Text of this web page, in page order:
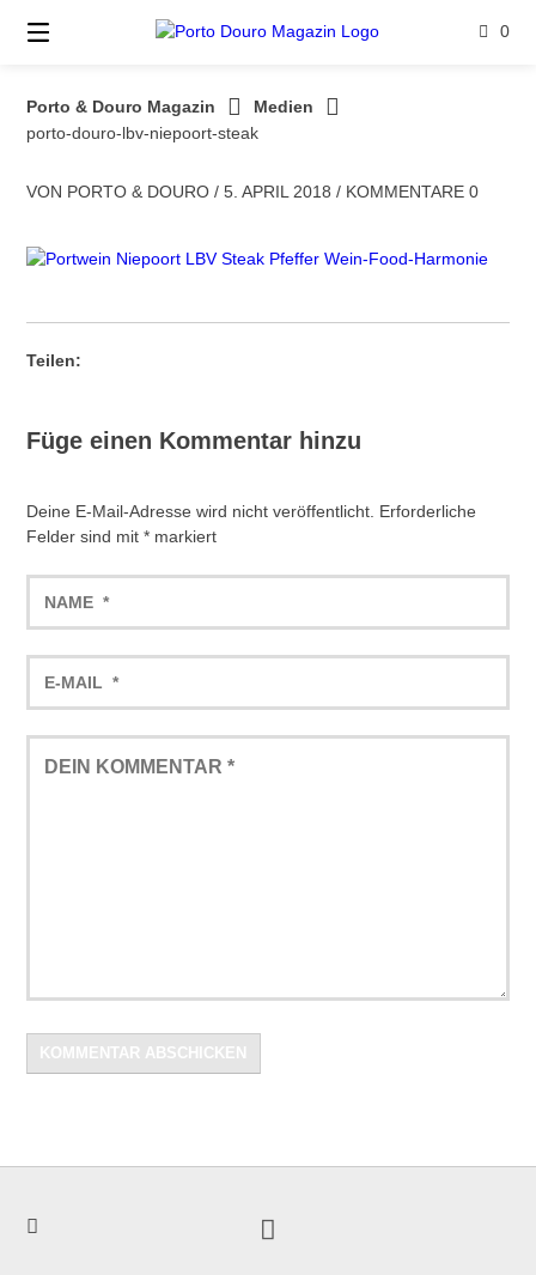
zum
0
Porto & Douro Magazin
Medien
porto-douro-lbv-niepoort-steak
VON PORTO & DOURO / 5. APRIL 2018 / KOMMENTARE 0
Teilen:
Füge einen Kommentar hinzu
Deine E-Mail-Adresse wird nicht veröffentlicht. Erforderliche
Felder sind mit* markiert